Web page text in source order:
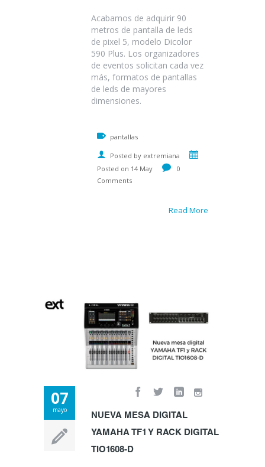
Acabamos de adquirir 90
metros de pantalla de leds
de pixel 5, modelo Dicolor
590 Plus. Los organizadores
de eventos solicitan cada vez
más, formatos de pantallas
de leds de mayores
dimensiones.
pantallas
Posted by extremiana
Posted on 14 May
0
Comments
Read More
07
mayo
NUEVA MESA DIGITAL
YAMAHA TF1 Y RACK DIGITAL
TIO1608-D